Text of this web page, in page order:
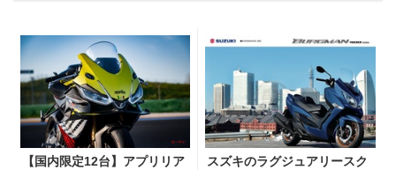
【国内限定12台】アプリリア
スズキのラグジュアリースク